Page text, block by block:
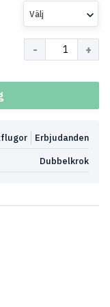
Välj
Erbjudanden
Dubbelkrok